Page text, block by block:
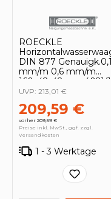
ROECKLE
DIN 877 Genauigk.0,1
mm/m 0,6 mm/m
160x42x42cm - 4021/
209,59 €
vorher 209,59 €
UVP: 213,01 €
Preise inkl. MwSt., ggf. zzgl.
Versandkosten
1 - 3 Werktage